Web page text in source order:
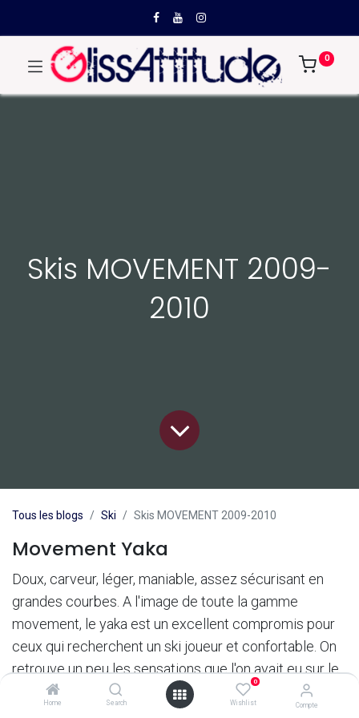
Home Search
0
Wishlist Compte
0
Skis MOVEMENT 2009-
2010
Tous les blogs Ski Skis MOVEMENT 2009-2010
Movement Yaka
Doux, carveur, léger, maniable, assez sécurisant en
grandes courbes. A l'image de toute la gamme
movement, le yaka est un excellent compromis pour
ceux qui recherchent un ski joueur et confortable. On
retrouve un peu les sensations que l'on avait eu sur le
scott neo, mais avec plus de confort et de légèreté
(plus dynamique). Sa seule limite : les neiges très